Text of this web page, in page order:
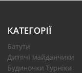
КАТЕГОРІЇ
Батути
Дитячі майданчики
Будиночки Турніки